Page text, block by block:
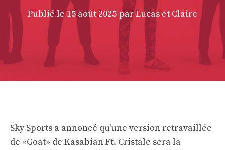
Publié le15 août 2025 par Lucas et Claire
Sky Sports a annoncé qu'une version retravaillée
de «Goat» de Kasabian Ft. Cristale sera la